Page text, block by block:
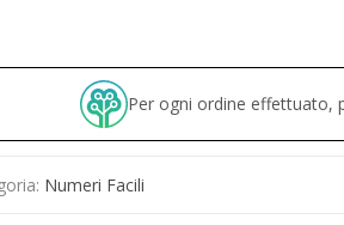
Per ogni ordine effettuato,
Numeri Facili